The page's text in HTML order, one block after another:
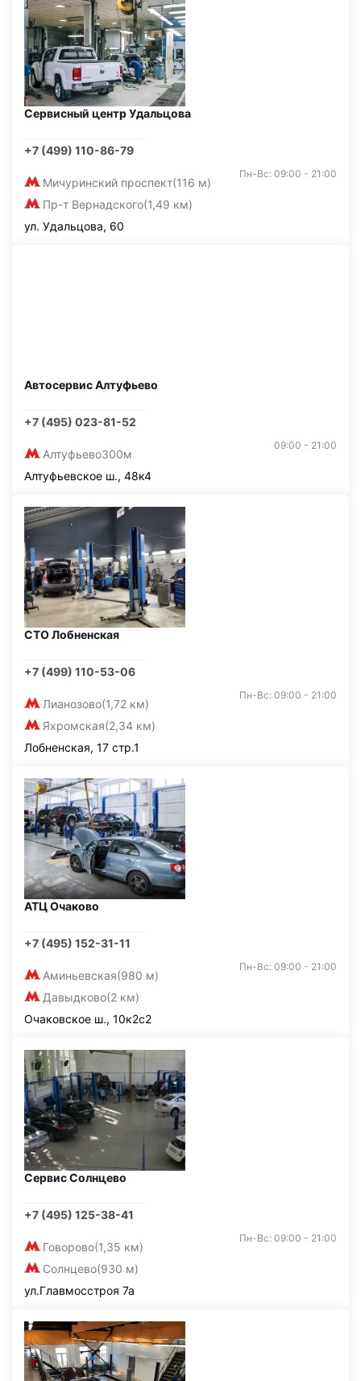
Сервисный центр Удальцова
+7 (499) 110-86-79
Мичуринский проспект(116 м)
Пр-т Вернадского(1,49 км)
Пн-Вс: 09:00 - 21:00
ул. Удальцова, 60
Автосервис Алтуфьево
+7 (495) 023-81-52
Алтуфьево300м
09:00 - 21:00
Алтуфьевское ш., 48к4
СТО Лобненская
+7 (499) 110-53-06
Лианозово(1,72 км)
Яхромская(2,34 км)
Пн-Вс: 09:00 - 21:00
Лобненская, 17 стр.1
АТЦ Очаково
+7 (495) 152-31-11
Аминьевская(980 м)
Давыдково(2 км)
Пн-Вс: 09:00 - 21:00
Очаковское ш., 10к2с2
Сервис Солнцево
+7 (495) 125-38-41
Говорово(1,35 км)
Солнцево(930 м)
Пн-Вс: 09:00 - 21:00
ул.Главмосстроя 7а